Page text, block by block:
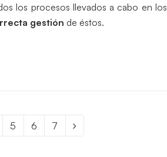
los procesos llevados a cabo en los
gestión de éstos.
Page
5 Page
6 Page
7